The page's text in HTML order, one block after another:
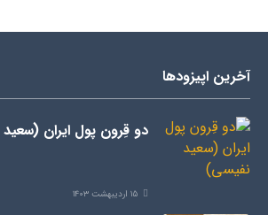
آخرین اپیزودها
دو قِرون پول ایران
۱۵ اردیبهشت ۱۴۰۳